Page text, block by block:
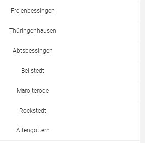
Freienbessingen
Thüringenhausen
Abtsbessingen
Bellstedt
Marolterode
Rockstedt
Altengottern